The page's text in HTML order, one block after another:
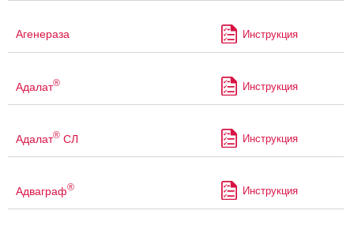
Агенераза Инструкция
Адалат® Инструкция
Адалат® СЛ Инструкция
Адваграф® Инструкция